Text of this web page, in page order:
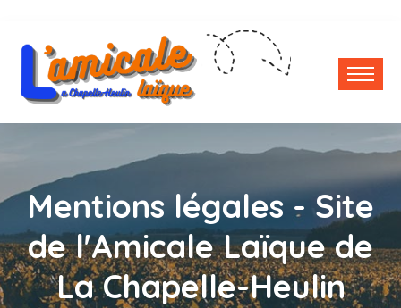
Mentions légales - Site
de l'Amicale Laïque de
La Chapelle-Heulin